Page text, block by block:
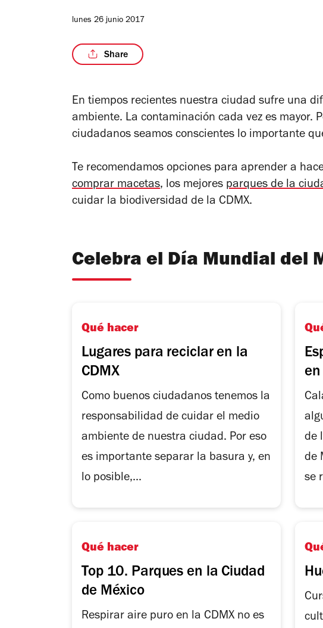
lunes 26 junio 2017
Share
En tiempos recientes nuestra ciudad sufre una
ambiente. La contaminación cada vez es mayor.
ciudadanos seamos conscientes lo importante
Te recomendamos opciones para aprender a
comprar macetas, los mejores parques de la
cuidar la biodiversidad de la CDMX.
Celebra el Día Mundial del
Qué hacer
Lugares para reciclar en la
CDMX
Como buenos ciudadanos tenemos la
responsabilidad de cuidar el medio
ambiente de nuestra ciudad. Por eso
es importante separar la basura y, en
lo posible,...
en
de
de
se
Qué hacer
Top 10. Parques en la Ciudad
de México
Respirar aire puro en la CDMX no es